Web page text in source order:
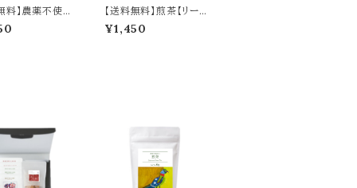
料】農薬不使用
粉】100g／Pes
Ground
【送料無料】煎茶【リー
フ】100g／Sencha Te
a Leaves 100g
¥1,450